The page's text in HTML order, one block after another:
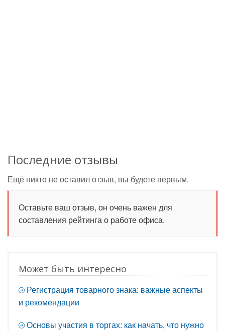
Последние отзывы
Ещё никто не оставил отзыв, вы будете первым.
Оставьте ваш отзыв, он очень важен для
составления рейтинга о работе офиса.
Может быть интересно
Регистрация товарного знака: важные аспекты
и рекомендации
Основы участия в торгах: как начать, что нужно